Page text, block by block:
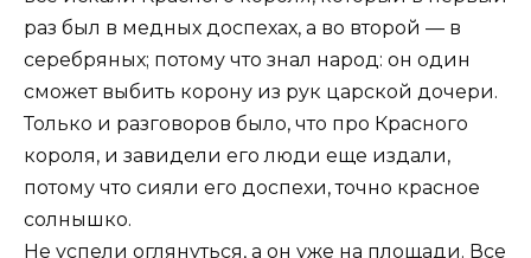
раз был в медных доспехах, а во второй — в
серебряных; потому что знал народ: он один
сможет выбить корону из рук царской дочери.
Только и разговоров было, что про Красного
короля, и завидели его люди еще издали,
потому что сияли его доспехи, точно красное
солнышко.
Не успели оглянуться, а он уже на площади. Все